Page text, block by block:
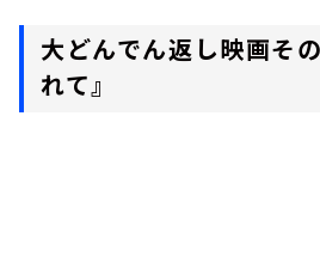
大どんでん返し映画そ
れて』